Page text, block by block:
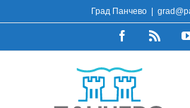
to
Град Панчево
FacebookRss